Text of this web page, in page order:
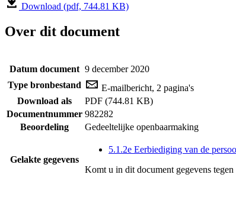
Download (pdf, 744.81 KB)
Over dit document
Datum document 9 december 2020
Type bronbestand
E-mailbericht, 2 pagina's
Download als
PDF (744.81 KB)
Documentnummer 982282
Beoordeling
Gedeeltelijke openbaarmaking
Gelakte gegevens
5.1.2e Eerbiediging van de
Komt u in dit document gegevens